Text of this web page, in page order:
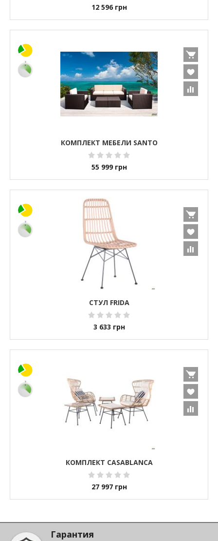
12 596 грн
КОМПЛЕКТ МЕБЕЛИ SANTO
55 999 грн
СТУЛ FRIDA
3 633 грн
КОМПЛЕКТ CASABLANCA
27 997 грн
Гарантия